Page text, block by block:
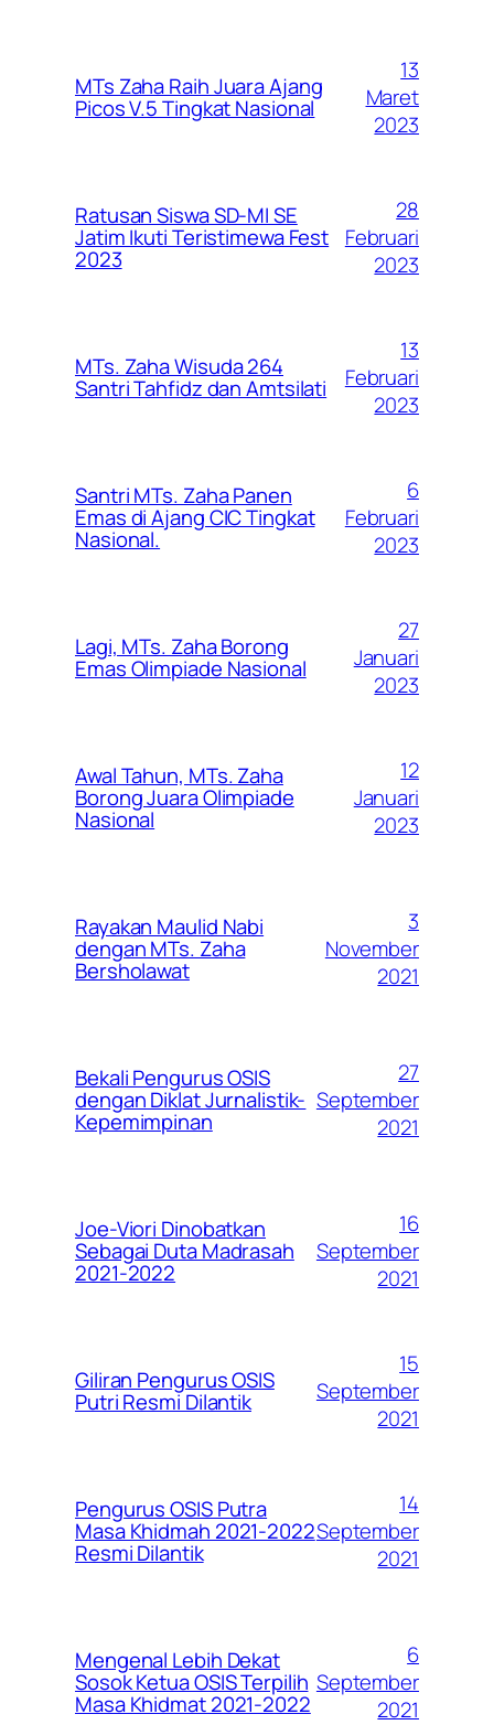
MTs Zaha Raih Juara Ajang
Picos V.5 Tingkat Nasional
13
Maret
2023
Ratusan Siswa SD-MI SE
Jatim Ikuti Teristimewa Fest
2023
28
Februari
2023
MTs. Zaha Wisuda 264
Santri Tahfidz dan Amtsilati
13
Februari
2023
Santri MTs. Zaha Panen
Emas di Ajang CIC Tingkat
Nasional.
6
Februari
2023
Lagi, MTs. Zaha Borong
Emas Olimpiade Nasional
27
Januari
2023
Awal Tahun, MTs. Zaha
Borong Juara Olimpiade
Nasional
12
Januari
2023
Rayakan Maulid Nabi
dengan MTs. Zaha
Bersholawat
3
November
2021
Bekali Pengurus OSIS
dengan Diklat Jurnalistik-
Kepemimpinan
27
September
2021
Joe-Viori Dinobatkan
Sebagai Duta Madrasah
2021-2022
16
September
2021
Giliran Pengurus OSIS
Putri Resmi Dilantik
15
September
2021
Pengurus OSIS Putra
Masa Khidmah 2021-2022
Resmi Dilantik
14
September
2021
Mengenal Lebih Dekat
Sosok Ketua OSIS Terpilih
Masa Khidmat 2021-2022
6
September
2021